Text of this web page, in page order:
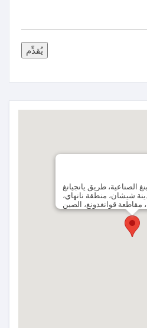
يُقدِّم
الصناعية، طريق يانجيانغ
شيشان، منطقة نانهاي،
مقاطعة قوانغدونغ، الصين